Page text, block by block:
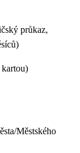
průkaz,
Městského